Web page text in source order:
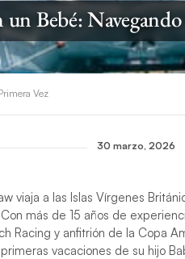
un Bebé:
Vez
30 marzo, 2026
viaja a las Islas Vírgenes
más de 15 años de
Racing y anfitrión de la Copa
vacaciones de su hijo